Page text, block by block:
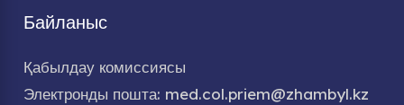
Байланыс
Қабылдау комиссиясы
Электронды пошта: med.col.priem@zhambyl.kz